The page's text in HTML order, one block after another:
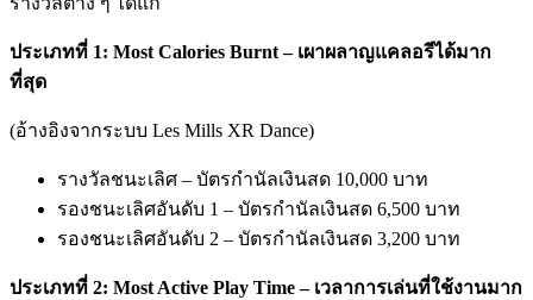
ประเภทที่ 1: Most Calories Burnt– เผาผลาญแคลอรีได้มาก
ที่สุด
(อ้างอิงจากระบบ Les Mills XR Dance)
รางวัลชนะเลิศ – บัตรกำนัลเงินสด 10,000 บาท
รองชนะเลิศอันดับ 1 – บัตรกำนัลเงินสด 6,500 บาท
รองชนะเลิศอันดับ 2 – บัตรกำนัลเงินสด 3,200 บาท
ประเภทที่ 2: Most Active Play Time– เวลาการเล่นที่ใช้งานมาก